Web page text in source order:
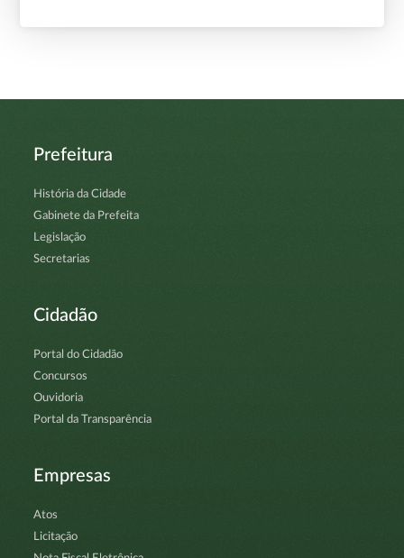
Prefeitura
História da Cidade
Gabinete da Prefeita
Legislação
Secretarias
Cidadão
Portal do Cidadão
Concursos
Ouvidoria
Portal da Transparência
Empresas
Atos
Licitação